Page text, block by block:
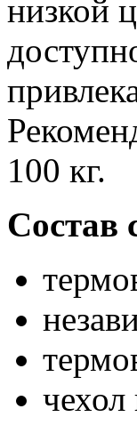
низкой
100 кг.
Состав